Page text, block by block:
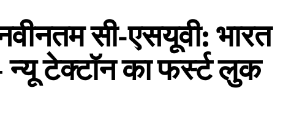
सी-एसयूवी: भारत
टेक्टॉन का फर्स्ट लुक